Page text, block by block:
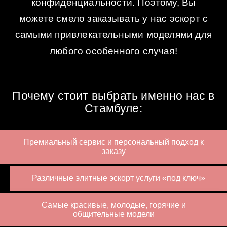
конфиденциальности. Поэтому, Вы
можете смело заказывать у нас эскорт с
самыми привлекательными моделями для
любого особенного случая!
Почему стоит выбрать именно нас в
Стамбуле:
Премиальный сервис и персональный подход к
заказу
Различные элитные эскорт услуги «под ключ»
Самые красивые, молодые, горячие и
общительные модели